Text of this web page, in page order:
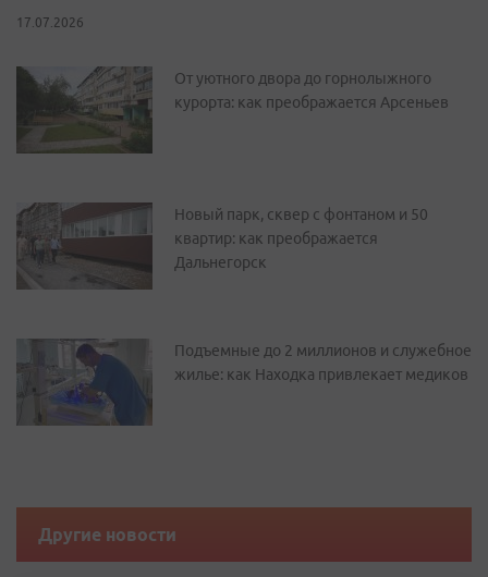
17.07.2026
От уютного двора до горнолыжного
курорта: как преображается Арсеньев
Новый парк, сквер с фонтаном и 50
квартир: как преображается
Дальнегорск
Подъемные до 2 миллионов и служебное
жилье: как Находка привлекает медиков
Другие новости